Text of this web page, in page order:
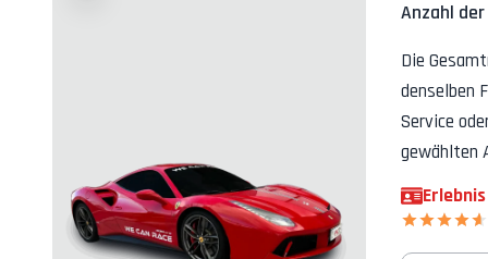
Anzahl
Die
denselben
Service
gewählten